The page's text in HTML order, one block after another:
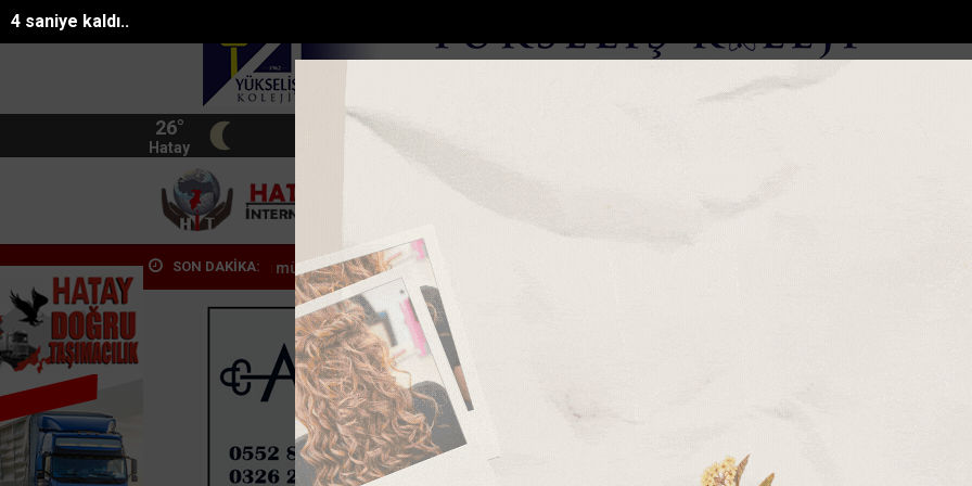
2 saniye kaldı..
26°
Hatay
BIST 13.744
HATAY KADIN-YAŞAM
SON DAKİKA:
kirliliğine karşı mücad... Pasajda ölü bulunan Eyüp Can davası sürüyor Web TV